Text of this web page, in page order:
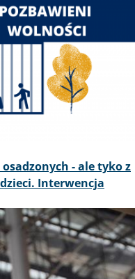
- ale tyko z
Interwencja